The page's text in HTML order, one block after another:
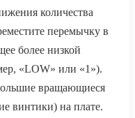
количества
перемычку в
более низкой
«LOW» или «1»).
вращающиеся
винтики) на плате.